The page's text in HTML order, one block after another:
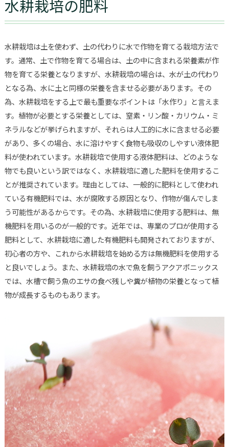
水耕栽培の肥料
水耕栽培は土を使わず、土の代わりに水で作物を育てる栽培方法で
す。通常、土で作物を育てる場合は、土の中に含まれる栄養素が作
物を育てる栄養となりますが、水耕栽培の場合は、水が土の代わり
となる為、水に土と同様の栄養を含ませる必要があります。その
為、水耕栽培をする上で最も重要なポイントは「水作り」と言えま
す。植物が必要とする栄養としては、窒素・リン酸・カリウム・ミ
ネラルなどが挙げられますが、それらは人工的に水に含ませる必要
があり、多くの場合、水に溶けやすく食物も吸収のしやすい液体肥
料が使われています。水耕栽培で使用する液体肥料は、どのような
物でも良いという訳ではなく、水耕栽培に適した肥料を使用するこ
とが推奨されています。理由としては、一般的に肥料として使われ
ている有機肥料では、水が腐敗する原因となり、作物が傷んでしま
う可能性があるからです。その為、水耕栽培に使用する肥料は、無
機肥料を用いるのが一般的です。近年では、専業のプロが使用する
肥料として、水耕栽培に適した有機肥料も開発されておりますが、
初心者の方や、これから水耕栽培を始める方は無機肥料を使用する
と良いでしょう。また、水耕栽培の水で魚を飼うアクアポニックス
では、水槽で飼う魚のエサの食べ残しや糞が植物の栄養となって植
物が成長するものもあります。